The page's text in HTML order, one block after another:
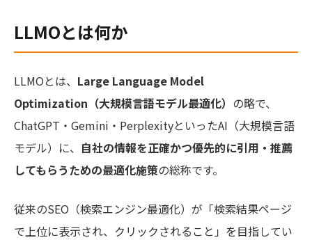
LLMOとは何か
LLMOとは、 Large Language Model
Optimization（大規模言語モデル最適化） の略で、
ChatGPT・Gemini・PerplexityといったAI（大規模言語
モデル）に、 自社の情報を正確かつ優先的に引用・推薦
してもらうための最適化施策の総称です。
従来のSEO（検索エンジン最適化）が「検索結果ページ
で上位に表示され、クリックされること」を目指してい